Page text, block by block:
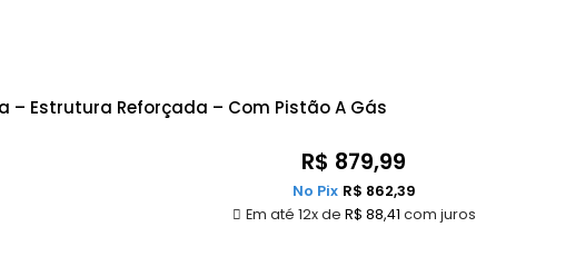
– Estrutura Reforçada – Com Pistão A Gás
R$ 879,99
Em até 12x de R$ 88,41 com juros
No Pix R$ 862,39